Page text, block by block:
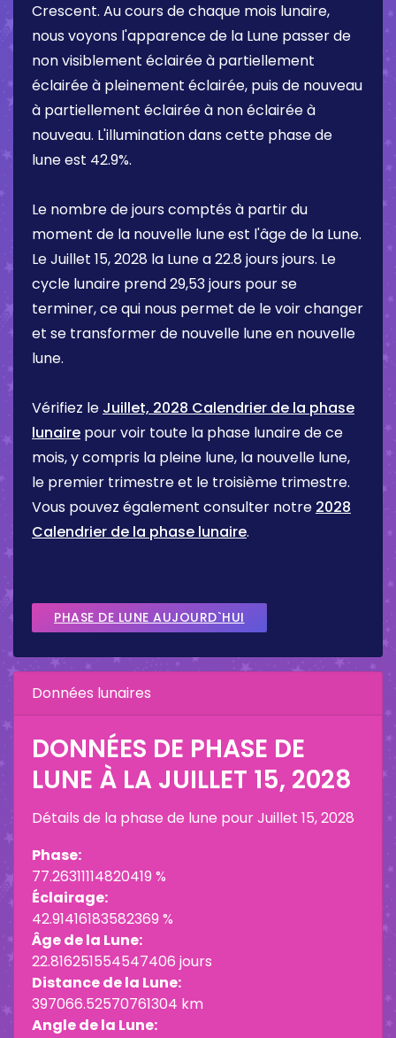
Crescent. Au cours de chaque mois lunaire,
nous voyons l'apparence de la Lune passer de
non visiblement éclairée à partiellement
éclairée à pleinement éclairée, puis de nouveau
à partiellement éclairée à non éclairée à
nouveau. L'illumination dans cette phase de
lune est 42.9%.
Le nombre de jours comptés à partir du
moment de la nouvelle lune est l'âge de la Lune.
LeJuillet 15, 2028 la Lune a22.8 jours jours. Le
cycle lunaire prend 29,53 jours pour se
terminer, ce qui nous permet de le voir changer
et se transformer de nouvelle lune en nouvelle
lune.
Vérifiez le Juillet, 2028 Calendrier de la phase
lunaire pour voir toute la phase lunaire de ce
mois, y compris la pleine lune, la nouvelle lune,
le premier trimestre et le troisième trimestre.
Vous pouvez également consulter notre 2028
Calendrier de la phase lunaire.
PHASE DE LUNE AUJOURD`HUI
Données lunaires
DONNÉES DE PHASE DE
LUNE À LA JUILLET 15, 2028
Détails de la phase de lune pourJuillet 15, 2028
Phase:
77.26311114820419 %
Éclairage:
42.91416183582369 %
Âge de la Lune:
22.816251554547406 jours
Distance de la Lune:
397066.52570761304 km
Angle de la Lune: